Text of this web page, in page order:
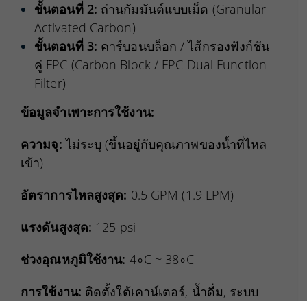
ขั้นตอนที่ 2: ถ่านกัมมันต์แบบเม็ด (Granular
Activated Carbon)
ขั้นตอนที่ 3: คาร์บอนบล็อก / ไส้กรองฟังก์ชัน
คู่ FPC (Carbon Block / FPC Dual Function
Filter)
ข้อมูลจำเพาะการใช้งาน:
ความจุ: ไม่ระบุ (ขึ้นอยู่กับคุณภาพของน้ำที่ไหล
เข้า)
อัตราการไหลสูงสุด: 0.5 GPM (1.9 LPM)
แรงดันสูงสุด: 125 psi
ช่วงอุณหภูมิใช้งาน: 4∘C ~ 38∘C
การใช้งาน: ติดตั้งใต้เคาน์เตอร์, น้ำดื่ม, ระบบ